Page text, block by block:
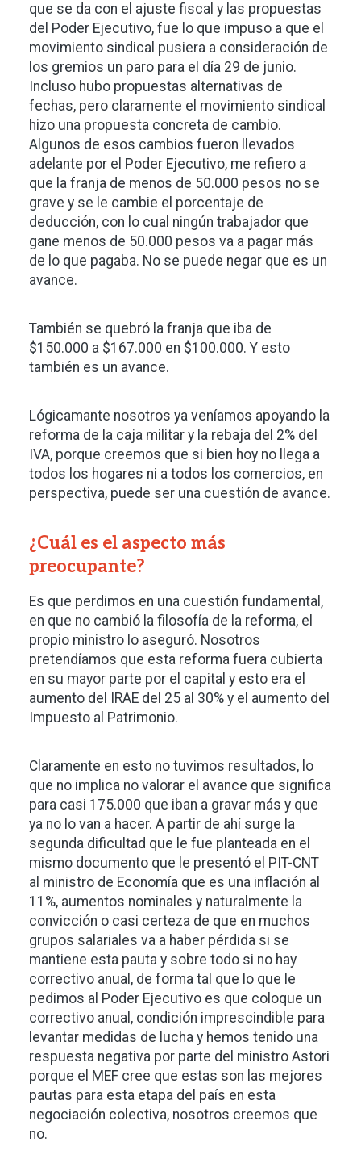
que se da con el ajuste fiscal y las propuestas
del Poder Ejecutivo, fue lo que impuso a que el
movimiento sindical pusiera a consideración de
los gremios un paro para el día 29 de junio.
Incluso hubo propuestas alternativas de
fechas, pero claramente el movimiento sindical
hizo una propuesta concreta de cambio.
Algunos de esos cambios fueron llevados
adelante por el Poder Ejecutivo, me refiero a
que la franja de menos de 50.000 pesos no se
grave y se le cambie el porcentaje de
deducción, con lo cual ningún trabajador que
gane menos de 50.000 pesos va a pagar más
de lo que pagaba. No se puede negar que es un
avance.
También se quebró la franja que iba de
$150.000 a $167.000 en $100.000. Y esto
también es un avance.
Lógicamante nosotros ya veníamos apoyando la
reforma de la caja militar y la rebaja del 2% del
IVA, porque creemos que si bien hoy no llega a
todos los hogares ni a todos los comercios, en
perspectiva, puede ser una cuestión de avance.
¿Cuál es el aspecto más
preocupante?
Es que perdimos en una cuestión fundamental,
en que no cambió la filosofía de la reforma, el
propio ministro lo aseguró. Nosotros
pretendíamos que esta reforma fuera cubierta
en su mayor parte por el capital y esto era el
aumento del IRAE del 25 al 30% y el aumento del
Impuesto al Patrimonio.
Claramente en esto no tuvimos resultados, lo
que no implica no valorar el avance que significa
para casi 175.000 que iban a gravar más y que
ya no lo van a hacer. A partir de ahí surge la
segunda dificultad que le fue planteada en el
mismo documento que le presentó el PIT-CNT
al ministro de Economía que es una inflación al
11%, aumentos nominales y naturalmente la
convicción o casi certeza de que en muchos
grupos salariales va a haber pérdida si se
mantiene esta pauta y sobre todo si no hay
correctivo anual, de forma tal que lo que le
pedimos al Poder Ejecutivo es que coloque un
correctivo anual, condición imprescindible para
levantar medidas de lucha y hemos tenido una
respuesta negativa por parte del ministro Astori
porque el MEF cree que estas son las mejores
pautas para esta etapa del país en esta
negociación colectiva, nosotros creemos que
no.